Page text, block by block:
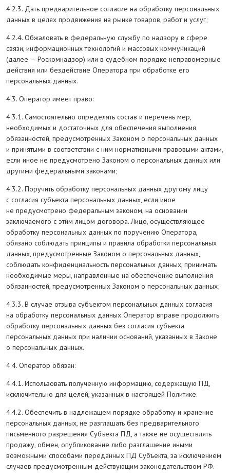
4.2.3. Дать предварительное согласие на обработку персональных
данных в целях продвижения на рынке товаров, работ и услуг;
4.2.4. Обжаловать в федеральную службу по надзору в сфере
связи, информационных технологий и массовых коммуникаций
(далее — Роскомнадзор) или в судебном порядке неправомерные
действия или бездействие Оператора при обработке его
персональных данных.
4.3. Оператор имеет право:
4.3.1. Самостоятельно определять состав и перечень мер,
необходимых и достаточных для обеспечения выполнения
обязанностей, предусмотренных Законом о персональных данных
и принятыми в соответствии с ним нормативными правовыми актами,
если иное не предусмотрено Законом о персональных данных или
другими федеральными законами;
4.3.2. Поручить обработку персональных данных другому лицу
с согласия субъекта персональных данных, если иное
не предусмотрено федеральным законом, на основании
заключаемого с этим лицом договора. Лицо, осуществляющее
обработку персональных данных по поручению Оператора,
обязано соблюдать принципы и правила обработки персональных
данных, предусмотренные Законом о персональных данных,
соблюдать конфиденциальность персональных данных, принимать
необходимые меры, направленные на обеспечение выполнения
обязанностей, предусмотренных Законом о персональных данных;
4.3.3. В случае отзыва субъектом персональных данных согласия
на обработку персональных данных Оператор вправе продолжить
обработку персональных данных без согласия субъекта
персональных данных при наличии оснований, указанных в Законе
о персональных данных.
4.4. Оператор обязан:
4.4.1. Использовать полученную информацию, содержащую ПД,
исключительно для целей, указанных в настоящей Политике.
4.4.2. Обеспечить в надлежащем порядке обработку и хранение
персональных данных, не разглашать без предварительного
письменного разрешения Субъекта ПД, а также не осуществлять
продажу, обмен, опубликование либо разглашение иными
возможными способами переданных ПД Субъекта, за исключением
случаев предусмотренным действующим законодательством РФ.